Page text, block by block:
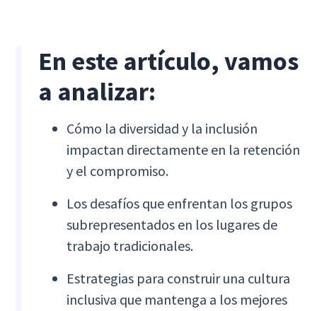
En este artículo, vamos
a analizar:
Cómo la diversidad y la inclusión
impactan directamente en la retención
y el compromiso.
Los desafíos que enfrentan los grupos
subrepresentados en los lugares de
trabajo tradicionales.
Estrategias para construir una cultura
inclusiva que mantenga a los mejores